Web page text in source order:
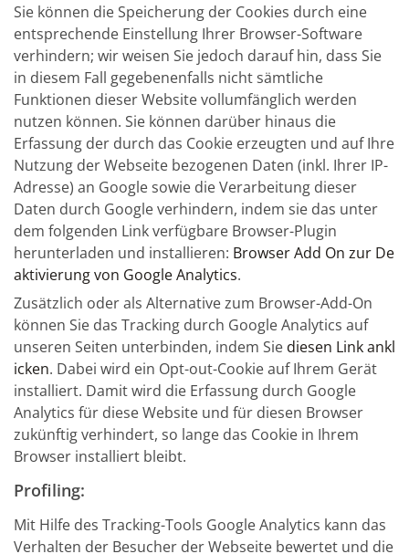
Sie können die Speicherung der Cookies durch eine
entsprechende Einstellung Ihrer Browser-Software
verhindern; wir weisen Sie jedoch darauf hin, dass Sie
in diesem Fall gegebenenfalls nicht sämtliche
Funktionen dieser Website vollumfänglich werden
nutzen können. Sie können darüber hinaus die
Erfassung der durch das Cookie erzeugten und auf Ihre
Nutzung der Webseite bezogenen Daten (inkl. Ihrer IP-
Adresse) an Google sowie die Verarbeitung dieser
Daten durch Google verhindern, indem sie das unter
dem folgenden Link verfügbare Browser-Plugin
herunterladen und installieren: Browser Add On zur De
aktivierung von Google Analytics.
Zusätzlich oder als Alternative zum Browser-Add-On
können Sie das Tracking durch Google Analytics auf
unseren Seiten unterbinden, indem Sie diesen Link ankl
icken. Dabei wird ein Opt-out-Cookie auf Ihrem Gerät
installiert. Damit wird die Erfassung durch Google
Analytics für diese Website und für diesen Browser
zukünftig verhindert, so lange das Cookie in Ihrem
Browser installiert bleibt.
Profiling:
Mit Hilfe des Tracking-Tools Google Analytics kann das
Verhalten der Besucher der Webseite bewertet und die